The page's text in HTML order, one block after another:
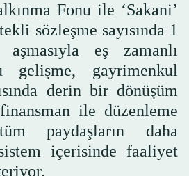
Fonu ile ‘Sakani’
sözleşme sayısında 1
eş zamanlı
gelişme, gayrimenkul
derin bir dönüşüm
finansman ile düzenleme
paydaşların daha
içerisinde faaliyet